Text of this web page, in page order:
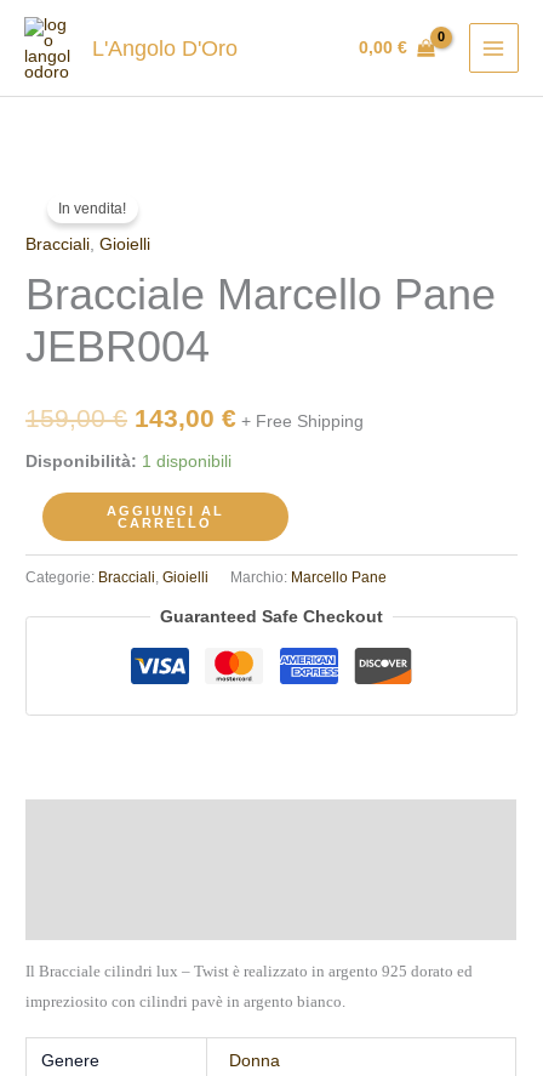
contenuto
L'Angolo D'Oro 0,00€
In vendita!
Bracciali ,Gioielli
Bracciale Marcello Pane
JEBR004
159,00€
prezzo
originale
era:
143,00€
attuale
+ Free Shipping
Disponibilità: 1 disponibili
Marcello
Pane
JEBR004
quantità
AGGIUNGI AL
CARRELLO
Categorie: Bracciali ,Gioielli Marchio: Marcello Pane
Guaranteed Safe Checkout
Il Bracciale cilindri lux – Twist è realizzato in argento 925 dorato ed
impreziosito con cilindri pavè in argento bianco.
Genere Donna